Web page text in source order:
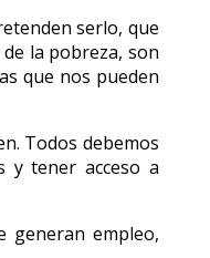
serlo, que
la pobreza, son
que nos pueden
Todos debemos
y tener acceso a
generan empleo,